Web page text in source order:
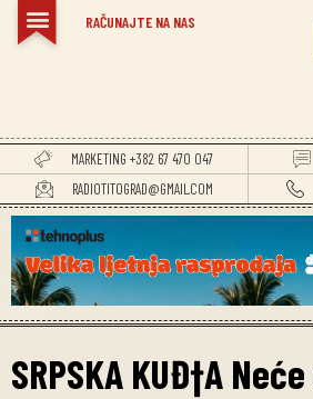
RAČUNAJTE NA NAS
MARKETING +382 67 470 047
RADIOTITOGRAD@GMAIL.COM
SRPSKA KUĐ†A